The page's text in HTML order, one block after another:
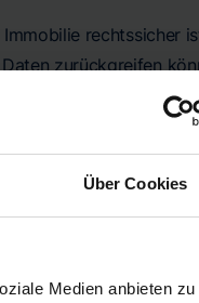
Über Cookies
Medien anbieten
rechtssicher
zurückgreifen
in
höchste
oder